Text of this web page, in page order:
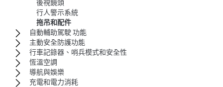
後視鏡頭
行人警示系統
拖吊和配件
自動輔助駕駛 功能
主動安全防護功能
行車記錄器、哨兵模式和安全性
恆溫空調
導航與娛樂
充電和電力消耗